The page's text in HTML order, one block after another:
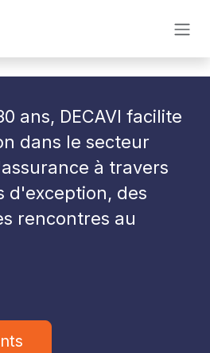
ans, DECAVI facilite
dans le secteur
à travers
d'exception, des
rencontres au